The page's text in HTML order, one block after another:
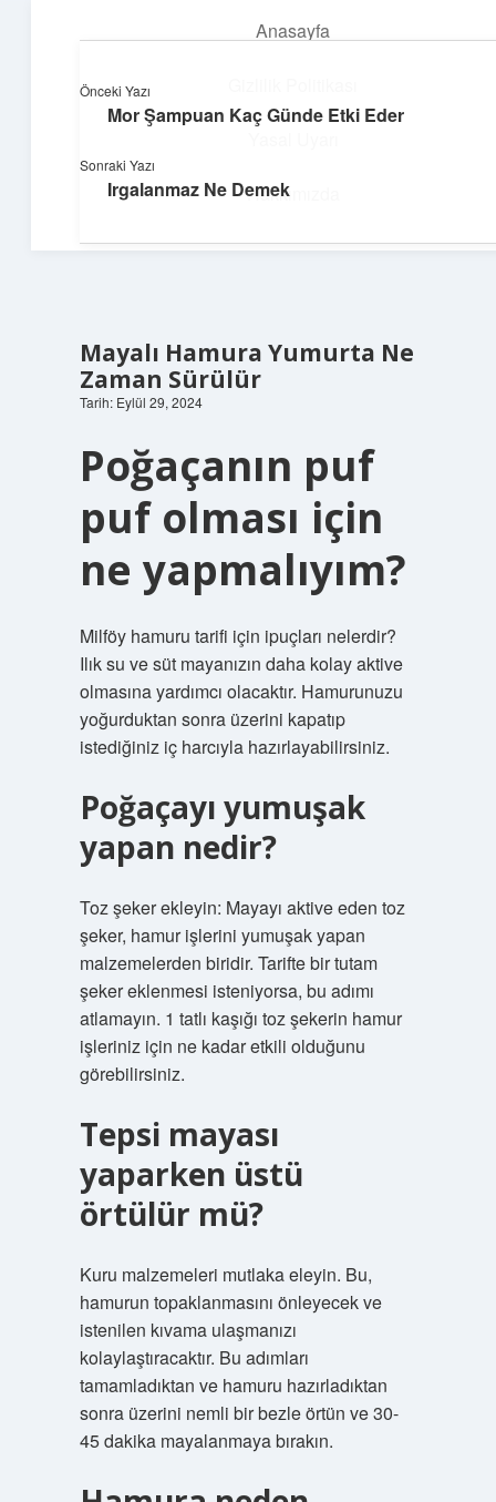
Anasayfa
Hakkımızda
Dijital Dünya Günlüğü
Mayalı Hamura Yumurta Ne
Zaman Sürülür
Tarih: Eylül 29, 2024
Poğaçanın puf
puf olması için
ne yapmalıyım?
Milföy hamuru tarifi için ipuçları nelerdir?
Ilık su ve süt mayanızın daha kolay aktive
olmasına yardımcı olacaktır. Hamurunuzu
yoğurduktan sonra üzerini kapatıp
istediğiniz iç harcıyla hazırlayabilirsiniz.
Poğaçayı yumuşak
yapan nedir?
Toz şeker ekleyin: Mayayı aktive eden toz
şeker, hamur işlerini yumuşak yapan
malzemelerden biridir. Tarifte bir tutam
şeker eklenmesi isteniyorsa, bu adımı
atlamayın. 1 tatlı kaşığı toz şekerin hamur
işleriniz için ne kadar etkili olduğunu
görebilirsiniz.
Tepsi mayası
yaparken üstü
örtülür mü?
Kuru malzemeleri mutlaka eleyin. Bu,
hamurun topaklanmasını önleyecek ve
istenilen kıvama ulaşmanızı
kolaylaştıracaktır. Bu adımları
tamamladıktan ve hamuru hazırladıktan
sonra üzerini nemli bir bezle örtün ve 30-
45 dakika mayalanmaya bırakın.
Önceki Yazı
Mor Şampuan Kaç Günde Etki Eder
Sonraki Yazı
Irgalanmaz Ne Demek